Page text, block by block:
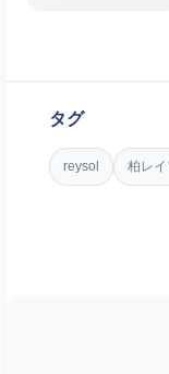
タグ
reysol 柏レ